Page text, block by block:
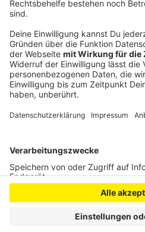
Anzeige
Anzeige